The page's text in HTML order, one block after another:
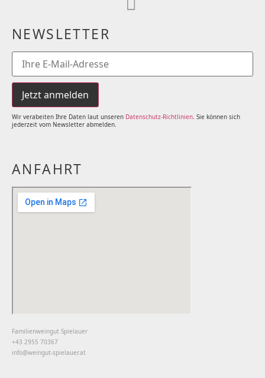
NEWSLETTER
Jetzt anmelden
Wir verabeiten Ihre Daten laut unseren Datenschutz-Richtlinien. Sie können sich
jederzeit vom Newsletter abmelden.
ANFAHRT
Familienweingut Spielauer
+43 2955 70367
info@weingut-spielauer.at